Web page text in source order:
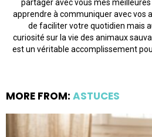
partager avec vous mes
apprendre à communiquer avec vos
de faciliter votre quotidien mais
curiosité sur la vie des animaux
est un véritable accomplissement
MORE FROM: ASTUCES